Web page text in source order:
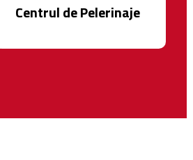
Centrul de Pelerinaje